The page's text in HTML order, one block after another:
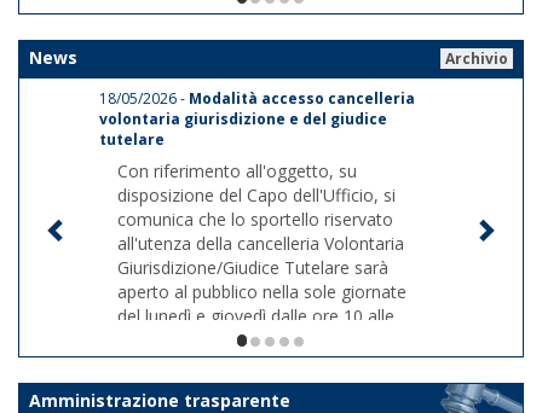
1/5
News
Archivio
18/05/2026 - Modalità accesso cancelleria
volontaria giurisdizione e del giudice
tutelare
Con riferimento all'oggetto, su
disposizione del Capo dell'Ufficio, si
comunica che lo sportello riservato
all'utenza della cancelleria Volontaria
Giurisdizione/Giudice Tutelare sarà
aperto al pubblico nella sole giornate
del lunedì e giovedì dalle ore 10 alle
ore 12. Le disposizioni suddette
avranno validità dalla data odierna fino
al 30 giugno 2026.
1/5
Amministrazione trasparente